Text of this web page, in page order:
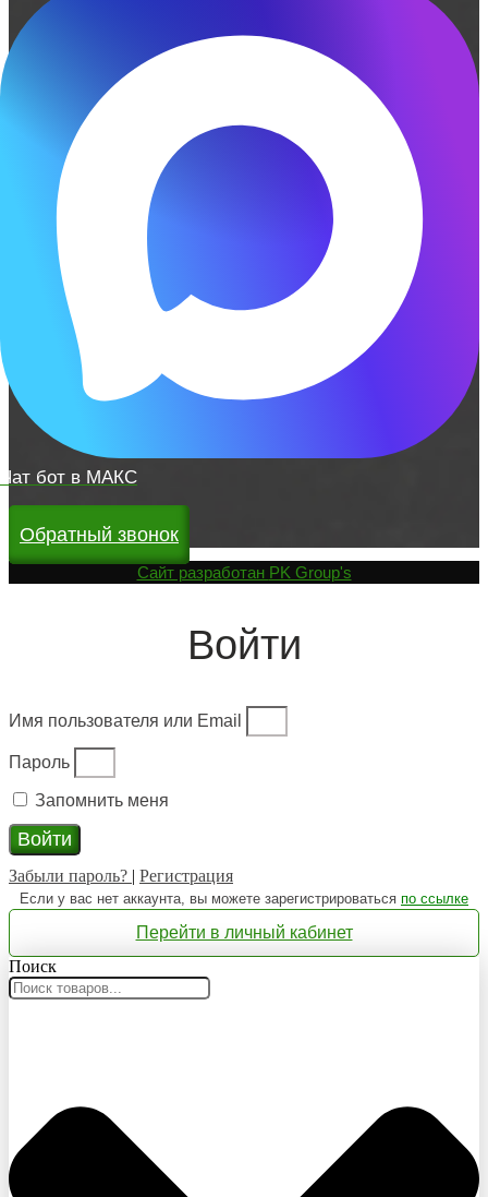
Чат бот в МАКС
Обратный звонок
Cайт разработан PK Group's
Войти
Имя пользователя или Email
Пароль
Запомнить меня
Войти
Забыли пароль? | Регистрация
Если у вас нет аккаунта, вы можете зарегистрироваться по ссылке
Перейти в личный кабинет
Поиск